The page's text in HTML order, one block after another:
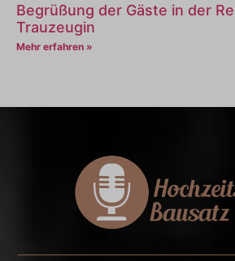
Begrüßung der Gäste in der
Trauzeugin
Mehr erfahren »